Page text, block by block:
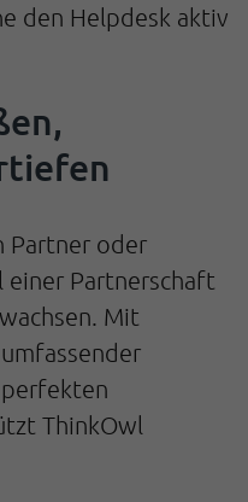
den Helpdesk aktiv
Partner oder
einer Partnerschaft
Mit
ThinkOwl